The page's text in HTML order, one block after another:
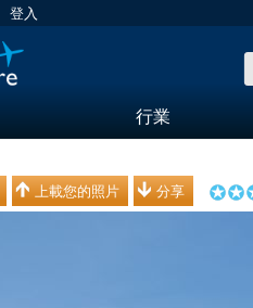
登入
行業
上載您的照片 分享